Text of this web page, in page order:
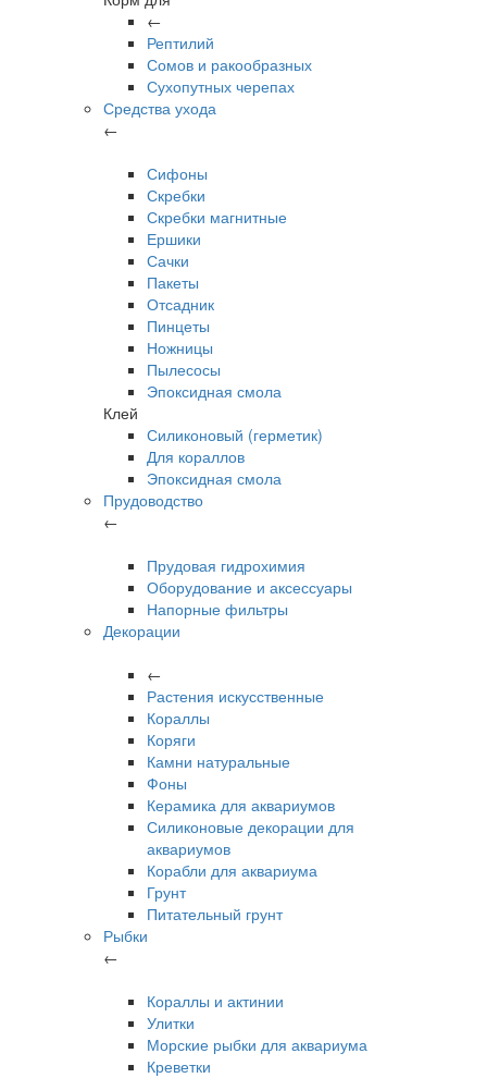
←
Рептилий
Сомов и ракообразных
Сухопутных черепах
Средства ухода
←
Сифоны
Скребки
Скребки магнитные
Ершики
Сачки
Пакеты
Отсадник
Пинцеты
Ножницы
Пылесосы
Эпоксидная смола
Клей
Силиконовый (герметик)
Для кораллов
Эпоксидная смола
Прудоводство
←
Прудовая гидрохимия
Оборудование и аксессуары
Напорные фильтры
Декорации
←
Растения искусственные
Кораллы
Коряги
Камни натуральные
Фоны
Керамика для аквариумов
Силиконовые декорации для
аквариумов
Корабли для аквариума
Грунт
Питательный грунт
Рыбки
←
Кораллы и актинии
Улитки
Морские рыбки для аквариума
Креветки